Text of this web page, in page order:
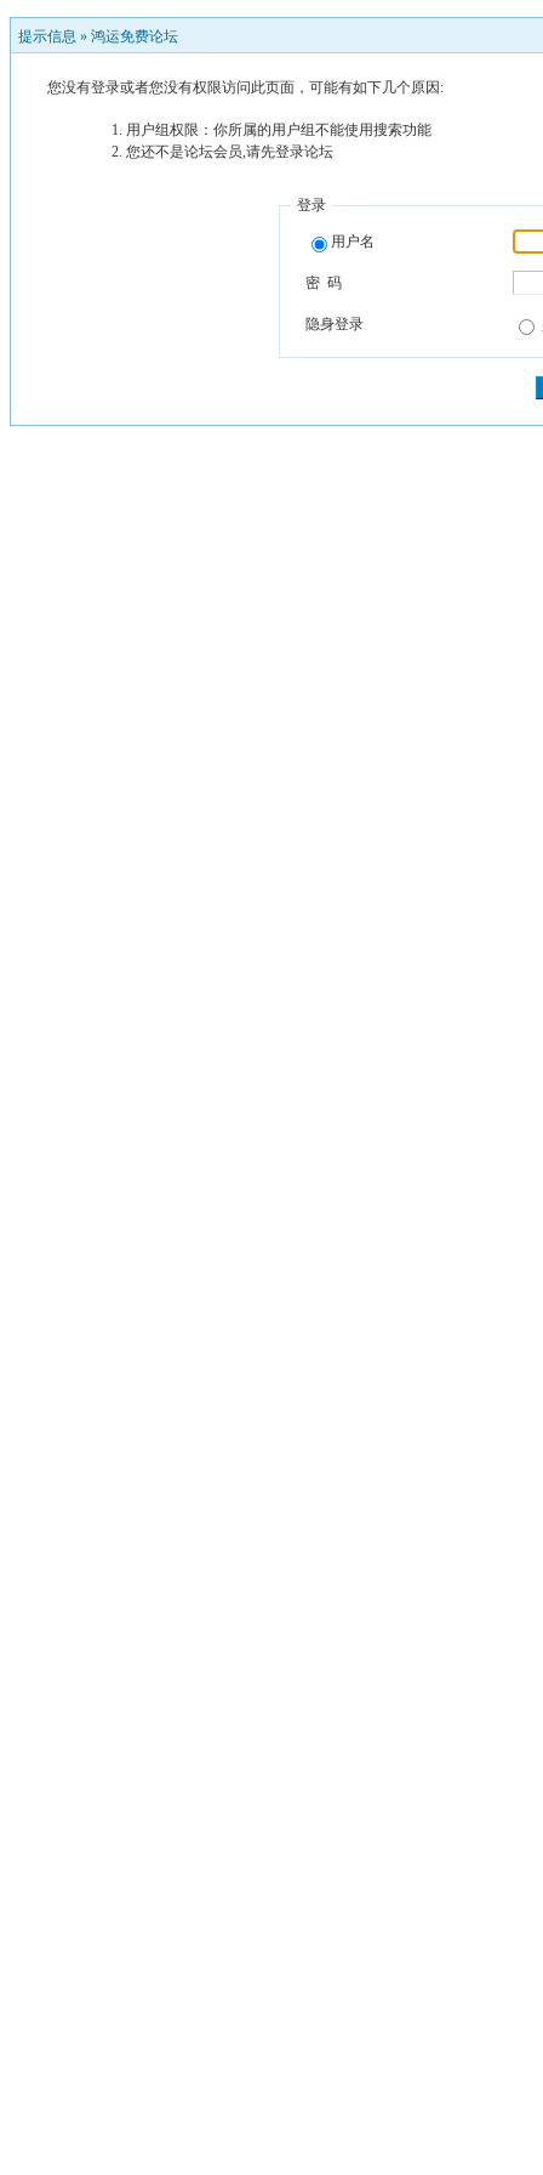
提示信息 » 鸿运免费论坛
您没有登录或者您没有权限访问此页面，可能有如下几个原因:
用户组权限：你所属的用户组不能使用搜索功能
您还不是论坛会员,请先登录论坛
登录
用户名
密 码
隐身登录